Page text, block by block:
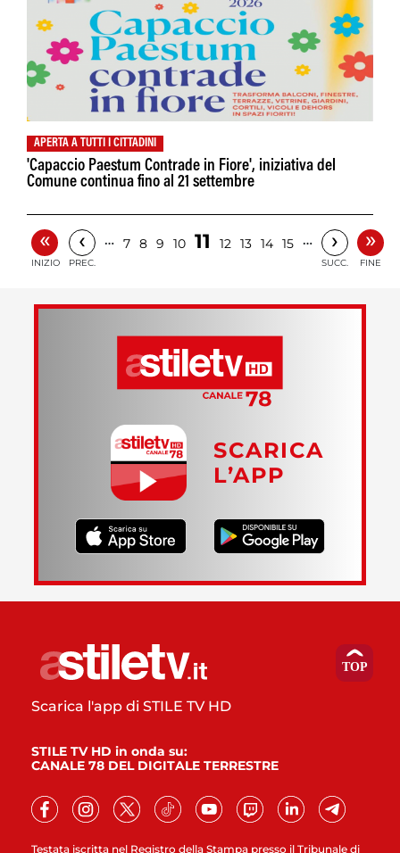
APERTA A TUTTI I CITTADINI
'Capaccio Paestum Contrade in Fiore', iniziativa del
Comune continua fino al 21 settembre
«
INIZIO
‹
PREC.
… 7 8 9 10 11 12 13 14 15 … ›
SUCC.
»
FINE
SCARICA
L’APP
Testata iscritta nel Registro della Stampa presso il Tribunale di
Scarica l'app di STILE TV HD
STILE TV HD in onda su:
CANALE 78 DEL DIGITALE TERRESTRE